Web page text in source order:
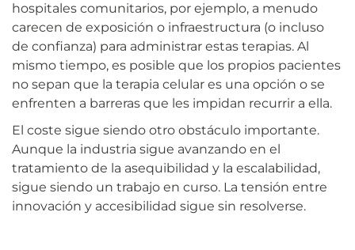
hospitales comunitarios, por ejemplo, a menudo
carecen de exposición o infraestructura (o incluso
de confianza) para administrar estas terapias. Al
mismo tiempo, es posible que los propios pacientes
no sepan que la terapia celular es una opción o se
enfrenten a barreras que les impidan recurrir a ella.
El coste sigue siendo otro obstáculo importante.
Aunque la industria sigue avanzando en el
tratamiento de la asequibilidad y la escalabilidad,
sigue siendo un trabajo en curso. La tensión entre
innovación y accesibilidad sigue sin resolverse.